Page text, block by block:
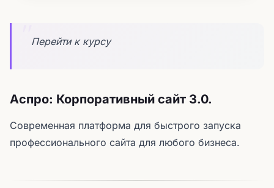
Перейти к курсу
Аспро: Корпоративный сайт 3.0.
Современная платформа для быстрого запуска
профессионального сайта для любого бизнеса.